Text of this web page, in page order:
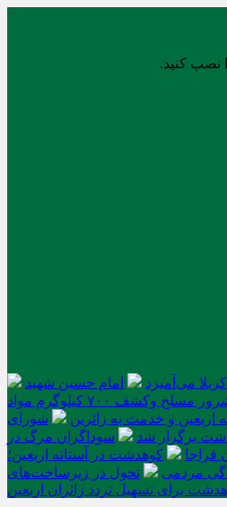
نصب کنید.
می‌آمیزد
امام حسین شهید
هلاکت چهار شرور مسلح وکشف ۷۰۰ کیلوگرم مواد
اربعین و خدمت‌ به زائرین
شورای
برگزار شد
سوداگران مرگ در
فراجا
کوهدشت در آستانه اربعین؛
مردمی
تحول در زیرساخت‌های
برای تسهیل تردد زائران اربعین